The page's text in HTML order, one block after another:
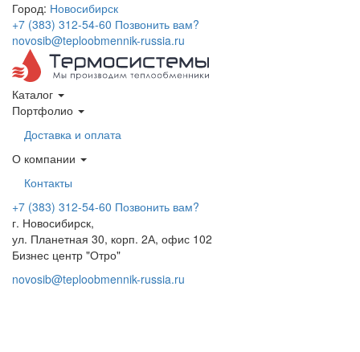
Город: Новосибирск
+7 (383) 312-54-60 Позвонить вам?
novosib@teploobmennik-russia.ru
Каталог
Портфолио
Доставка и оплата
О компании
Контакты
+7 (383) 312-54-60 Позвонить вам?
г. Новосибирск,
ул. Планетная 30, корп. 2А, офис 102
Бизнес центр "Отро"
novosib@teploobmennik-russia.ru